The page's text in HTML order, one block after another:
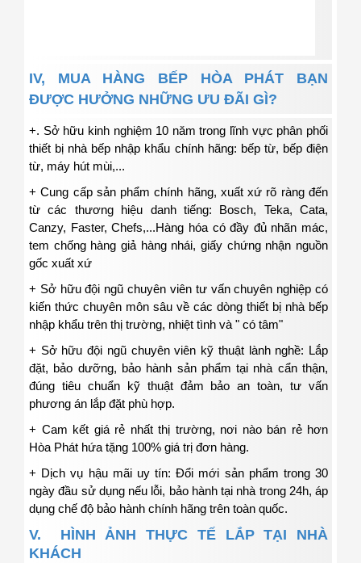
IV, MUA HÀNG BẾP HÒA PHÁT BẠN
ĐƯỢC HƯỞNG NHỮNG ƯU ĐÃI GÌ?
+. Sở hữu kinh nghiệm 10 năm trong lĩnh vực phân phối
thiết bị nhà bếp nhập khẩu chính hãng: bếp từ, bếp điện
từ, máy hút mùi,...
+ Cung cấp sản phẩm chính hãng, xuất xứ rõ ràng đến
từ các thương hiệu danh tiếng: Bosch, Teka, Cata,
Canzy, Faster, Chefs,...Hàng hóa có đầy đủ nhãn mác,
tem chống hàng giả hàng nhái, giấy chứng nhận nguồn
gốc xuất xứ
+ Sở hữu đội ngũ chuyên viên tư vấn chuyên nghiệp có
kiến thức chuyên môn sâu về các dòng thiết bị nhà bếp
nhập khẩu trên thị trường, nhiệt tình và " có tâm"
+ Sở hữu đội ngũ chuyên viên kỹ thuật lành nghề: Lắp
đặt, bảo dưỡng, bảo hành sản phẩm tại nhà cẩn thận,
đúng tiêu chuẩn kỹ thuật đảm bảo an toàn, tư vấn
phương án lắp đặt phù hợp.
+ Cam kết giá rẻ nhất thị trường, nơi nào bán rẻ hơn
Hòa Phát hứa tặng 100% giá trị đơn hàng.
+ Dịch vụ hậu mãi uy tín: Đổi mới sản phẩm trong 30
ngày đầu sử dụng nếu lỗi, bảo hành tại nhà trong 24h, áp
dụng chế độ bảo hành chính hãng trên toàn quốc.
V. HÌNH ẢNH THỰC TẾ LẮP TẠI NHÀ
KHÁCH